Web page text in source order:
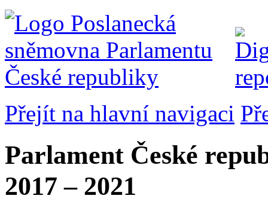
Přejít na hlavní navigaci
Parlament České
2017 – 2021